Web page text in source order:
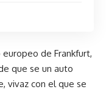
de Frankfurt,
que se un auto
vivaz con el que se